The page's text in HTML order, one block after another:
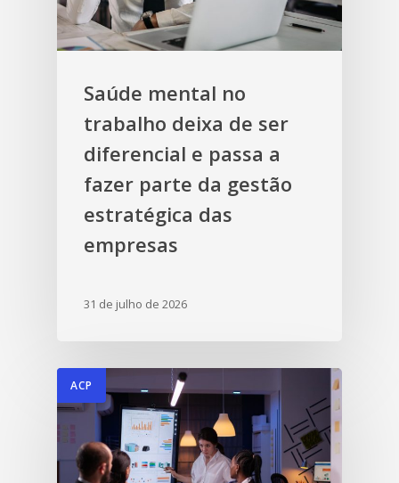
Saúde mental no
trabalho deixa de ser
diferencial e passa a
fazer parte da gestão
estratégica das
empresas
31 de julho de 2026
ACP